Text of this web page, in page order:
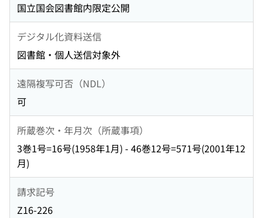
国立国会図書館内限定公開
デジタル化資料送信
図書館・個人送信対象外
遠隔複写可否（NDL）
可
所蔵巻次・年月次（所蔵事項）
3巻1号=16号(1958年1月) - 46巻12号=571号(2001年12
月)
請求記号
Z16-226